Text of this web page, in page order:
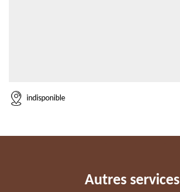
indisponible
Autres services